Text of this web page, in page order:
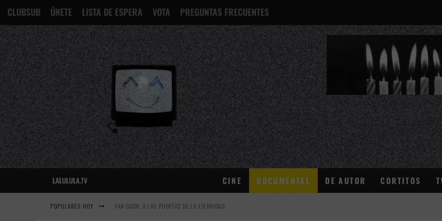
CLUBSUB ÚNETE LISTA DE ESPERA VOTA PREGUNTAS FRECUENTES
¿QUÉ ES ESTO?
CINE DOCUMENTAL DE AUTOR CORTITOS
POPULARES HOY VAN GOGH, A LAS PUERTAS DE LA ETERNIDAD